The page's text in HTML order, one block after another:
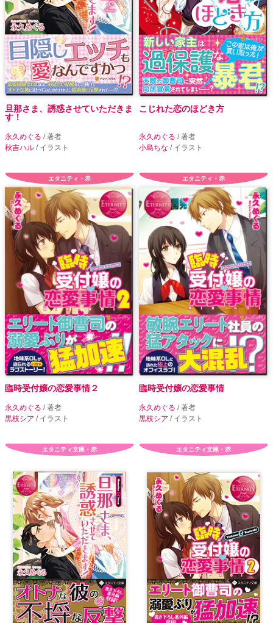
旦那さま、誘惑させていただきま
す！
永久めぐる / 著者
秋吉ハル / イラスト
こじれた恋のほどき方
永久めぐる / 著者
小島ちな / イラスト
エタニティ・赤
臨時受付嬢の恋愛事情２
永久めぐる / 著者
黒枝シア / イラスト
エタニティ・赤
臨時受付嬢の恋愛事情
永久めぐる / 著者
黒枝シア / イラスト
エタニティ文庫・赤 エタニティ文庫・赤